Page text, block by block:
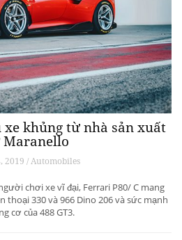
xe khủng từ ​​nhà sản xuất
2019 / Automobiles
chơi xe vĩ đại, Ferrari P80/ C mang
330 và 966 Dino 206 và sức mạnh
cơ của 488 GT3.